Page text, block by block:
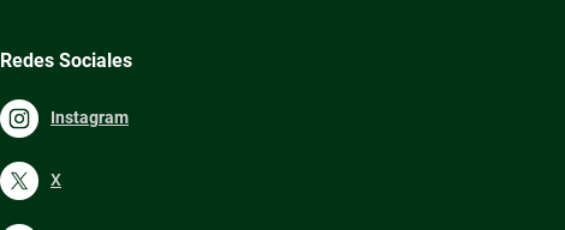
Redes Sociales
Instagram
X